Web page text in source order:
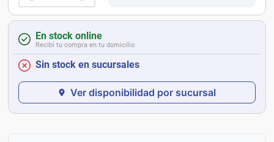
En stock online
Recibí tu compra en tu domicilio
Sin stock en sucursales
Ver disponibilidad por sucursal